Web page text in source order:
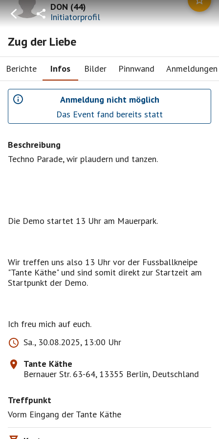
DON(44)
Initiatorprofil
Zug der Liebe
Berichte Infos Bilder Pinnwand Anmeldungen
Anmeldung nicht möglich
Das Event fand bereits statt
Beschreibung
Techno Parade, wir plaudern und tanzen.
Die Demo startet 13 Uhr am Mauerpark.
Wir treffen uns also 13 Uhr vor der Fussballkneipe
"Tante Käthe" und sind somit direkt zur Startzeit am
Startpunkt der Demo.
Ich freu mich auf euch.
Sa., 30.08.2025, 13:00 Uhr
Tante Käthe
Bernauer Str. 63-64, 13355 Berlin, Deutschland
Treffpunkt
Vorm Eingang der Tante Käthe